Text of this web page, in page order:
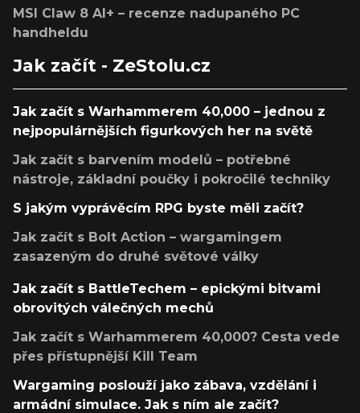
MSI Claw 8 AI+ – recenze nadupaného PC
handheldu
Jak začít - ZeStolu.cz
Jak začít s Warhammerem 40,000 – jednou z
nejpopulárnějších figurkových her na světě
Jak začít s barvením modelů – potřebné
nástroje, základní poučky i pokročilé techniky
S jakým vyprávěcím RPG byste měli začít?
Jak začít s Bolt Action – wargamingem
zasazeným do druhé světové války
Jak začít s BattleTechem – epickými bitvami
obrovitých válečných mechů
Jak začít s Warhammerem 40,000? Cesta vede
přes přístupnější Kill Team
Wargaming poslouží jako zábava, vzdělání i
armádní simulace. Jak s ním ale začít?